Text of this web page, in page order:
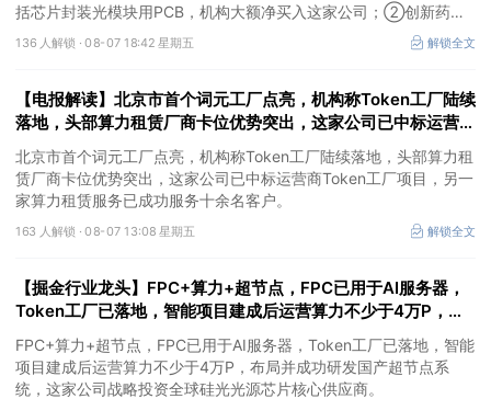
括芯片封装光模块用PCB，机构大额净买入这家公司；②创新药
CDMO+减肥药，收购国外知名CRO企业，在创新药API的化学合成
等方面具有丰富经验，具备承接细胞与基因治疗产品商业化受托生产
136 人解锁 ·08-07 18:42 星期五 解锁全文
【电报解读】北京市首个词元工厂点亮，机构称Token工厂陆续
落地，头部算力租赁厂商卡位优势突出，这家公司已中标运营商
Token工厂项目
北京市首个词元工厂点亮，机构称Token工厂陆续落地，头部算力租
赁厂商卡位优势突出，这家公司已中标运营商Token工厂项目，另一
家算力租赁服务已成功服务十余名客户。
163 人解锁 ·08-07 13:08 星期五 解锁全文
【掘金行业龙头】FPC+算力+超节点，FPC已用于AI服务器，
Token工厂已落地，智能项目建成后运营算力不少于4万P，这
家公司布局并成功研发国产超节点系统
FPC+算力+超节点，FPC已用于AI服务器，Token工厂已落地，智能
项目建成后运营算力不少于4万P，布局并成功研发国产超节点系
统，这家公司战略投资全球硅光光源芯片核心供应商。